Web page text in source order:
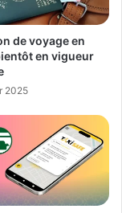
de voyage en
en vigueur
2025